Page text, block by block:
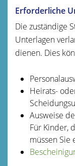
Erforderliche
Die zuständige
Unterlagen
dienen. Dies
Heirats-
Ausweise
Für Kinder,
müssen